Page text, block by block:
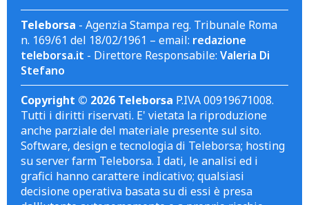
Teleborsa - Agenzia Stampa reg. Tribunale Roma
n. 169/61 del 18/02/1961 – email: redazione
teleborsa.it - Direttore Responsabile: Valeria Di
Stefano
Copyright © 2026 Teleborsa P.IVA 00919671008.
Tutti i diritti riservati. E' vietata la riproduzione
anche parziale del materiale presente sul sito.
Software, design e tecnologia di Teleborsa; hosting
su server farm Teleborsa. I dati, le analisi ed i
grafici hanno carattere indicativo; qualsiasi
decisione operativa basata su di essi è presa